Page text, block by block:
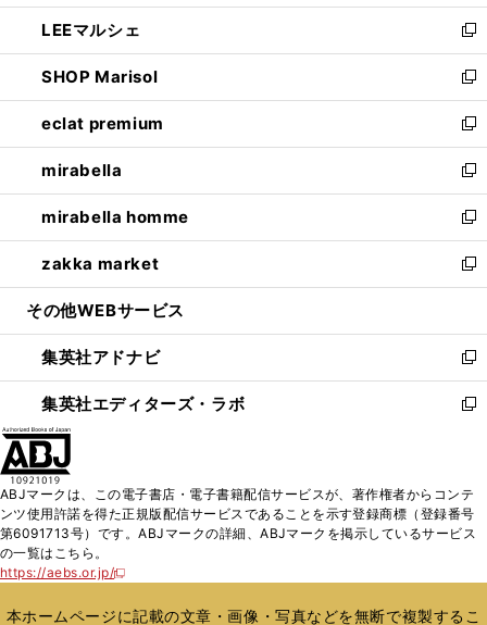
開
く
ウ
で
開
く
ン
ド
ウ
で
開
く
ウ
ィ
ン
ド
ウ
で
開
く
し
い
ウ
ィ
ン
ド
ウ
で
開
く
LEEマルシェ
新
し
い
ウ
ィ
ン
ド
ウ
で
開
く
SHOP Marisol
新
し
い
ウ
ィ
ン
ド
ウ
で
開
eclat premium
新
し
い
ウ
ィ
ン
ド
ウ
開
く
mirabella
新
し
い
ウ
ィ
ン
ウ
で
開
く
mirabella homme
新
し
い
ウ
ン
ド
ウ
で
zakka market
新
し
ウ
ィ
ン
ド
く
その他WEBサービス
集英社アドナビ
新
し
い
ド
ウ
で
集英社エディターズ・ラボ
新
ィ
ン
ド
開
ABJマークは、この電子書店・電子書籍配信サービスが、著作権者からコンテ
ンツ使用許諾を得た正規版配信サービスであることを示す登録商標（登録番号
第6091713号）です。ABJマークの詳細、ABJマークを掲示しているサービス
の一覧はこちら。
https://aebs.or.jp/
新
い
本ホームページに記載の文章・画像・写真などを無断で複製するこ